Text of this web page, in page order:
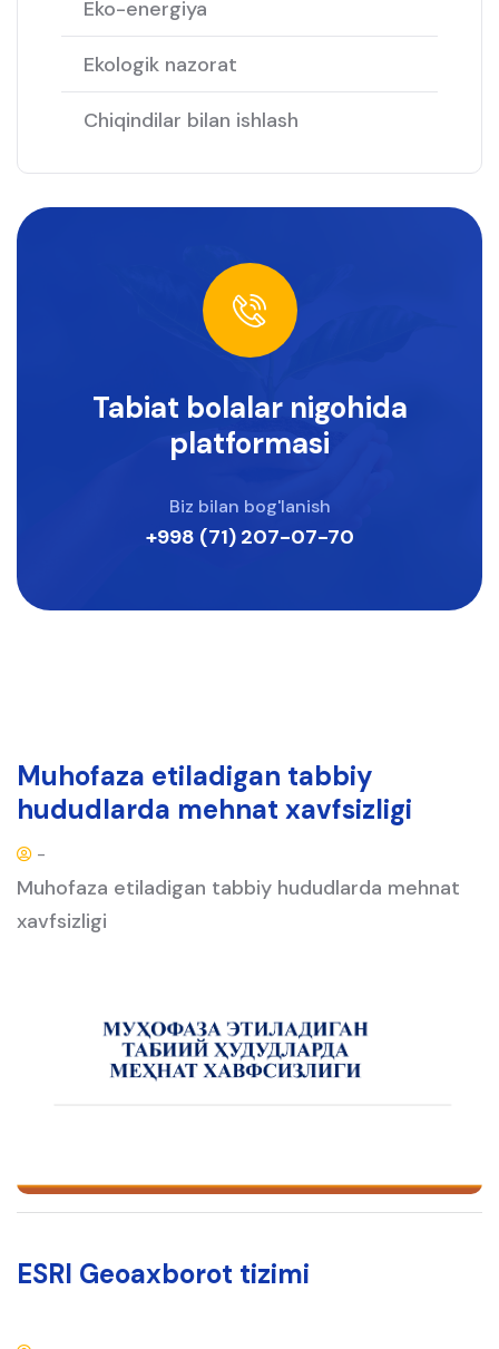
Eko-energiya
Ekologik nazorat
Chiqindilar bilan ishlash
Tabiat bolalar nigohida
platformasi
Biz bilan bog'lanish
+998 (71) 207-07-70
Muhofaza etiladigan tabbiy
hududlarda mehnat xavfsizligi
-
Muhofaza etiladigan tabbiy hududlarda mehnat
xavfsizligi
ESRI Geoaxborot tizimi